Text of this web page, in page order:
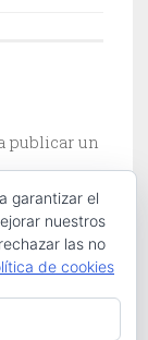
publicar un
garantizar el
nuestros
las no
de cookies